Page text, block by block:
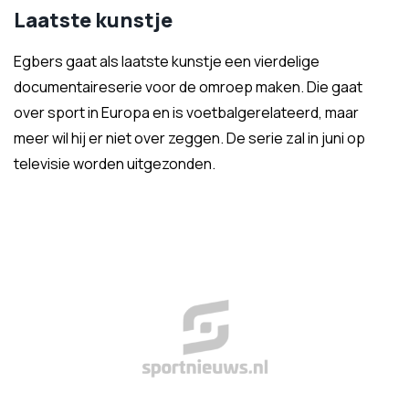
Laatste kunstje
Egbers gaat als laatste kunstje een vierdelige
documentaireserie voor de omroep maken. Die gaat
over sport in Europa en is voetbalgerelateerd, maar
meer wil hij er niet over zeggen. De serie zal in juni op
televisie worden uitgezonden.